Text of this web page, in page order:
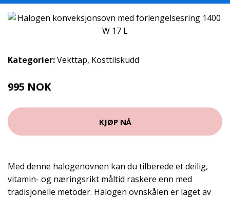
Kategorier:Vekttap, Kosttilskudd
995 NOK
KJØP NÅ
Med denne halogenovnen kan du tilberede et deilig,
vitamin- og næringsrikt måltid raskere enn med
tradisjonelle metoder. Halogen ovnskålen er laget av